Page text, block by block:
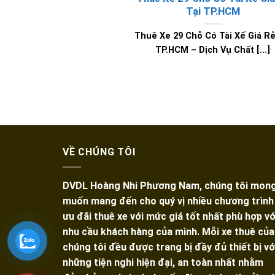
Tại TP.HCM
Thuê Xe 29 Chỗ Có Tài Xế Giá
TP.HCM – Dịch Vụ Chất [...]
VỀ CHÚNG TÔI
DVDL Hoàng Nhi Phương Nam, chúng tôi
muốn mang đến cho quý vị nhiều chương trình
ưu đãi thuê xe với mức giá tốt nhất phù hợp
nhu cầu khách hàng của mình. Mỗi xe thuê của
chúng tôi đều được trang bị đầy đủ thiết bị
những tiện nghi hiện đại, an toàn nhất nhằm